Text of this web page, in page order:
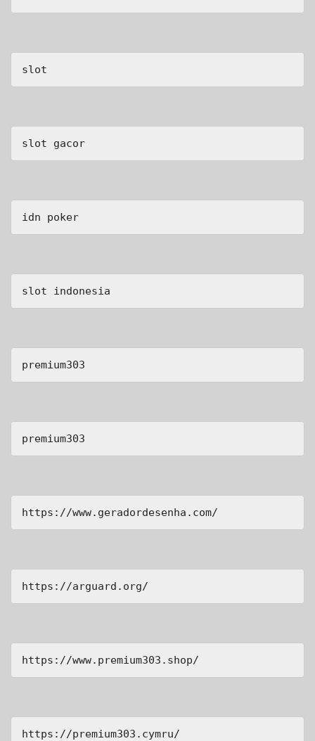
slot
slot gacor
idn poker
slot indonesia
premium303
premium303
https://www.geradordesenha.com/
https://arguard.org/
https://www.premium303.shop/
https://premium303.cymru/